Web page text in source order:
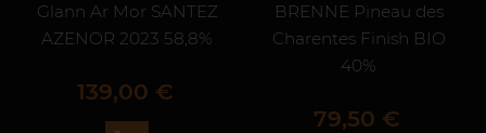
Glann Ar Mor SANTEZ
AZENOR 2023 58,8%
Prix
139,00 €
BRENNE Pineau des
Charentes Finish BIO
40%
Prix
79,50 €